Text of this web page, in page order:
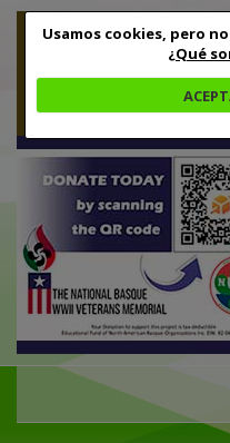
Usamos cookies, pero
¿Qué